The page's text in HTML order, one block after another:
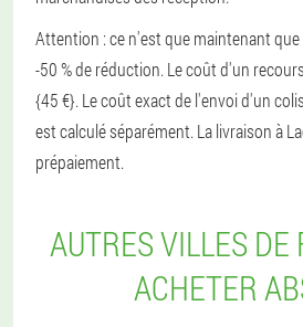
Attention : ce n'est que maintenant
-50 % de réduction. Le coût d'un
{45 €}. Le coût exact de l'envoi d'un
est calculé séparément. La livraison à
prépaiement.
AUTRES VILLES DE
ACHETER